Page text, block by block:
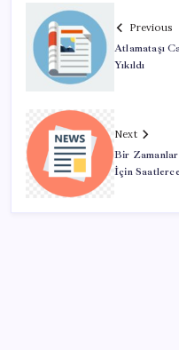
Previous
Atlamataşı
Yıkıldı
Next
Bir
İçin